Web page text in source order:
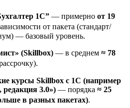
1С” — примерно от 19
от пакета (стандарт/
— базовый уровень.
(Skillbox) — в среднем ≈ 78
курсы Skillbox с 1С (например
редакция 3.0») — порядка ≈ 25
в разных пакетах).